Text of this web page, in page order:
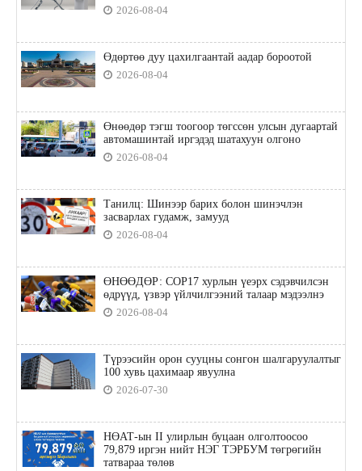
2026-08-04
Өдөртөө дуу цахилгаантай аадар бороотой
2026-08-04
Өнөөдөр тэгш тоогоор төгссөн улсын дугаартай
автомашинтай иргэдэд шатахуун олгоно
2026-08-04
Танилц: Шинээр барих болон шинэчлэн
засварлах гудамж, замууд
2026-08-04
ӨНӨӨДӨР: COP17 хурлын үеэрх сэдэвчилсэн
өдрүүд, үзвэр үйлчилгээний талаар мэдээлнэ
2026-08-04
Түрээсийн орон сууцны сонгон шалгаруулалтыг
100 хувь цахимаар явуулна
2026-07-30
НӨАТ-ын II улирлын буцаан олголтоосоо
79,879 иргэн нийт НЭГ ТЭРБУМ төгрөгийн
татвараа төлөв